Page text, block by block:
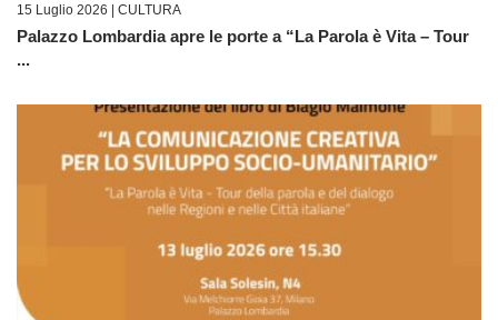
15 Luglio 2026 | CULTURA
Palazzo Lombardia apre le porte a “La Parola è Vita – Tour
...